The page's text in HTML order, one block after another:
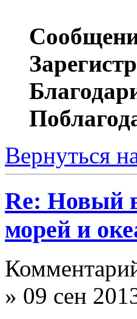
Вернуться
Re: Новый
морей и
» 09 сен